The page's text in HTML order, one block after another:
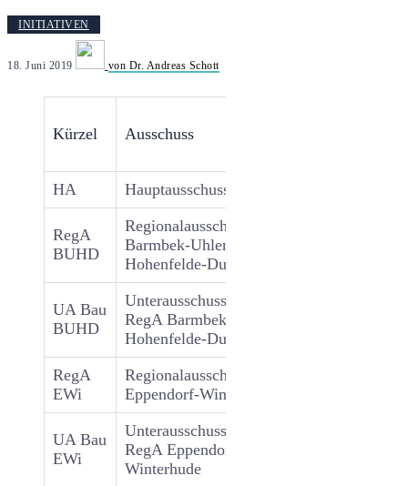
INITIATIVEN
18. Juni 2019 von Dr. Andreas Schott
Kürzel Ausschuss
HA
Hauptausschuss
RegA
BUHD
Regionalausschuss
Barmbek-Uhlenhorst-
Hohenfelde-Dulsberg
UA Bau
BUHD
Unterausschuss Bau des
RegA Barmbek-Uhlenhorst-
Hohenfelde-Dulsberg
RegA
EWi
Regionalausschuss
Eppendorf-Winterhude
UA Bau
EWi
Unterausschuss Bau des
RegA Eppendorf-
Winterhude